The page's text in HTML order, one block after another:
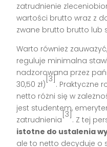
zatrudnienie
wartości brutto wraz z
zwane brutto brutto lub
Warto również
reguluje minimalna
nadzorowana przez
30,50 zł)
[3]
. Praktyczne
netto różni się w
jest studentem,
zatrudnienia
[3]
. Z tej
istotne do ustalenia
ale to netto decyduje o